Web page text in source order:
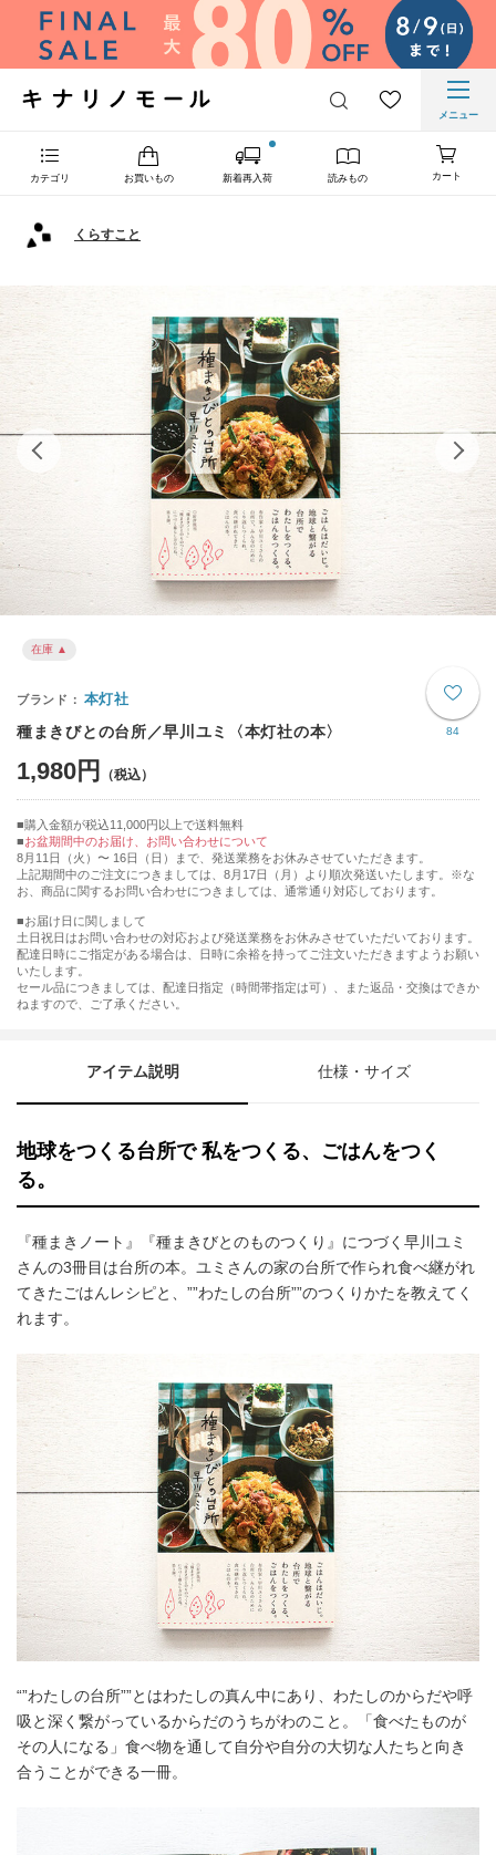
メニュー
カテゴリ お買いもの 新着再入荷 読みもの カート
くらすこと
在庫 ▲
84
本灯社
種まきびとの台所／早川ユミ〈本灯社の本〉
1,980円
購入金額が税込11,000円以上で送料無料
お盆期間中のお届け、お問い合わせについて
8月11日（火）〜 16日（日）まで、発送業務をお休みさせていただきます。
上記期間中のご注文につきましては、8月17日（月）より順次発送いたします。※な
お、商品に関するお問い合わせにつきましては、通常通り対応しております。
■お届け日に関しまして
土日祝日はお問い合わせの対応および発送業務をお休みさせていただいております。
配達日時にご指定がある場合は、日時に余裕を持ってご注文いただきますようお願い
いたします。
セール品につきましては、配達日指定（時間帯指定は可）、また返品・交換はできか
ねますので、ご了承ください。
アイテム説明 仕様・サイズ
地球をつくる台所で 私をつくる、ごはんをつく
る。
『種まきノート』『種まきびとのものつくり』につづく早川ユミ
さんの3冊目は台所の本。ユミさんの家の台所で作られ食べ継がれ
てきたごはんレシピと、””わたしの台所””のつくりかたを教えてく
れます。
“”わたしの台所””とはわたしの真ん中にあり、わたしのからだや呼
吸と深く繋がっているからだのうちがわのこと。「食べたものが
その人になる」食べ物を通して自分や自分の大切な人たちと向き
合うことができる一冊。